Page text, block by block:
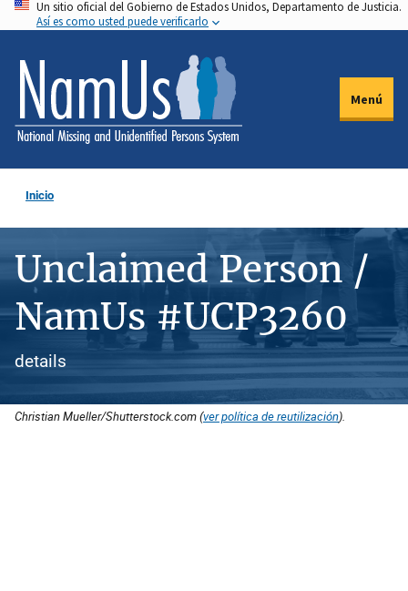
Pasar
al
contenido
principal
Un sitio oficial del Gobierno de Estados Unidos, Departamento de Justicia.
Así es como usted puede verificarlo
Menú
Inicio
Unclaimed Person /
NamUs #UCP3260
details
Christian Mueller/Shutterstock.com (ver política de reutilización).